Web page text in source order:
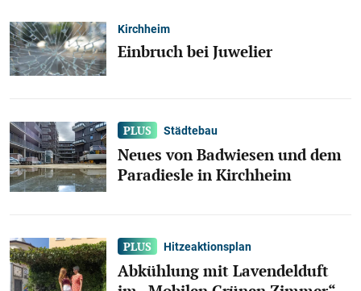
Kirchheim
Einbruch bei Juwelier
Städtebau
Neues von Badwiesen und dem
Paradiesle in Kirchheim
Hitzeaktionsplan
Abkühlung mit Lavendelduft